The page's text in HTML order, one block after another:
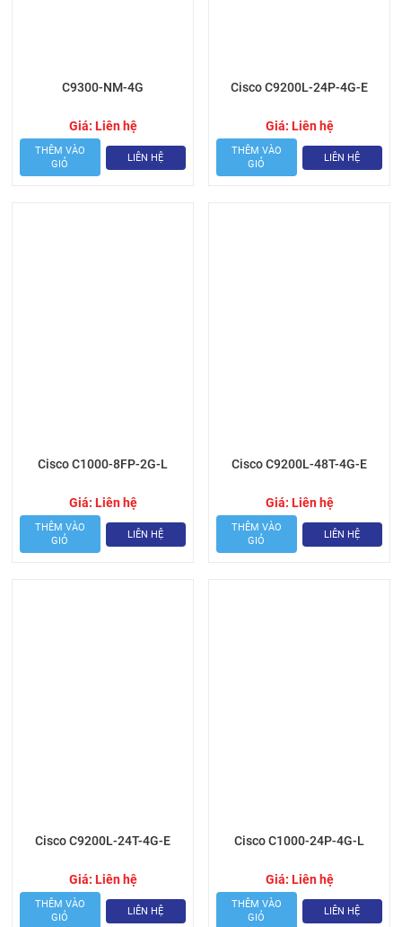
C9300-NM-4G
Giá: Liên hệ
THÊM VÀO
GIỎ
LIÊN HỆ
Cisco C9200L-24P-4G-E
Giá: Liên hệ
THÊM VÀO
GIỎ
LIÊN HỆ
Cisco C1000-8FP-2G-L
Giá: Liên hệ
THÊM VÀO
GIỎ
LIÊN HỆ
Cisco C9200L-48T-4G-E
Giá: Liên hệ
THÊM VÀO
GIỎ
LIÊN HỆ
Cisco C9200L-24T-4G-E
Giá: Liên hệ
THÊM VÀO
GIỎ
LIÊN HỆ
Cisco C1000-24P-4G-L
Giá: Liên hệ
THÊM VÀO
GIỎ
LIÊN HỆ